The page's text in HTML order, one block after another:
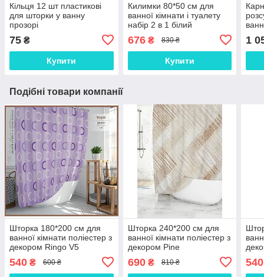
Кільця 12 шт пластикові
для шторки у ванну
прозорі
75 ₴
Купити
Килимки 80*50 см для
ванної кімнати і туалету
набір 2 в 1 білий
676₴ 830 ₴
Купити
1
Подібні товари компанії
Шторка 180*200 см для
ванної кімнати поліестер з
декором Ringo V5
540 ₴ 600 ₴
Шторка 240*200 см для
ванної кімнати поліестер з
декором Pine
690₴ 810 ₴ 540